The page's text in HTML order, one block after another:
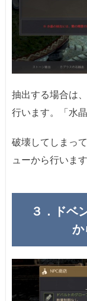
抽出する場合は
行います。「水
破壊してしまっ
ューから行います
３．ドベ